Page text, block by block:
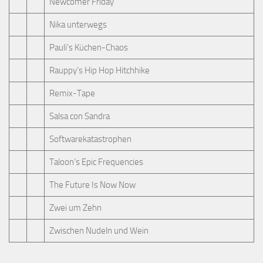
Nika unterwegs
Pauli's Küchen-Chaos
Rauppy’s Hip Hop Hitchhike
Remix-Tape
Salsa con Sandra
Softwarekatastrophen
Taloon’s Epic Frequencies
The Future Is Now Now
Zwei um Zehn
Zwischen Nudeln und Wein